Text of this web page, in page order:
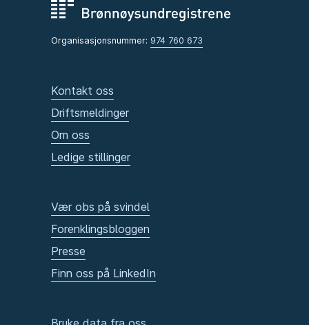
Organisasjonsnummer: 974 760 673
Kontakt oss
Driftsmeldinger
Om oss
Ledige stillinger
Vær obs på svindel
Forenklingsbloggen
Presse
Finn oss på LinkedIn